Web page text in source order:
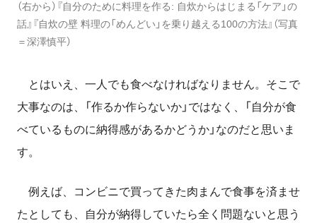
（右から）『自分のために料理を作る: 自炊からはじまる「ケア」の
話』『自炊の壁 料理の「めんどい」を乗り越える100の方法』（写真
＝深澤慎平）
とはいえ、一人でも食べなければなりません。そこで
大事なのは、「作るか作らないか」ではなく、「自分が食
べているものに納得感があるかどうか」なのだと思いま
す。
例えば、コンビニで買ってきた肉まんで食事を済ませ
たとしても、自分が納得していたら全く問題ないと思う